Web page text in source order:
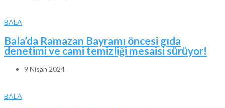
BALA
Bala’da Ramazan Bayramı öncesi gıda
denetimi ve cami temizliği mesaisi sürüyor!
9 Nisan 2024
BALA